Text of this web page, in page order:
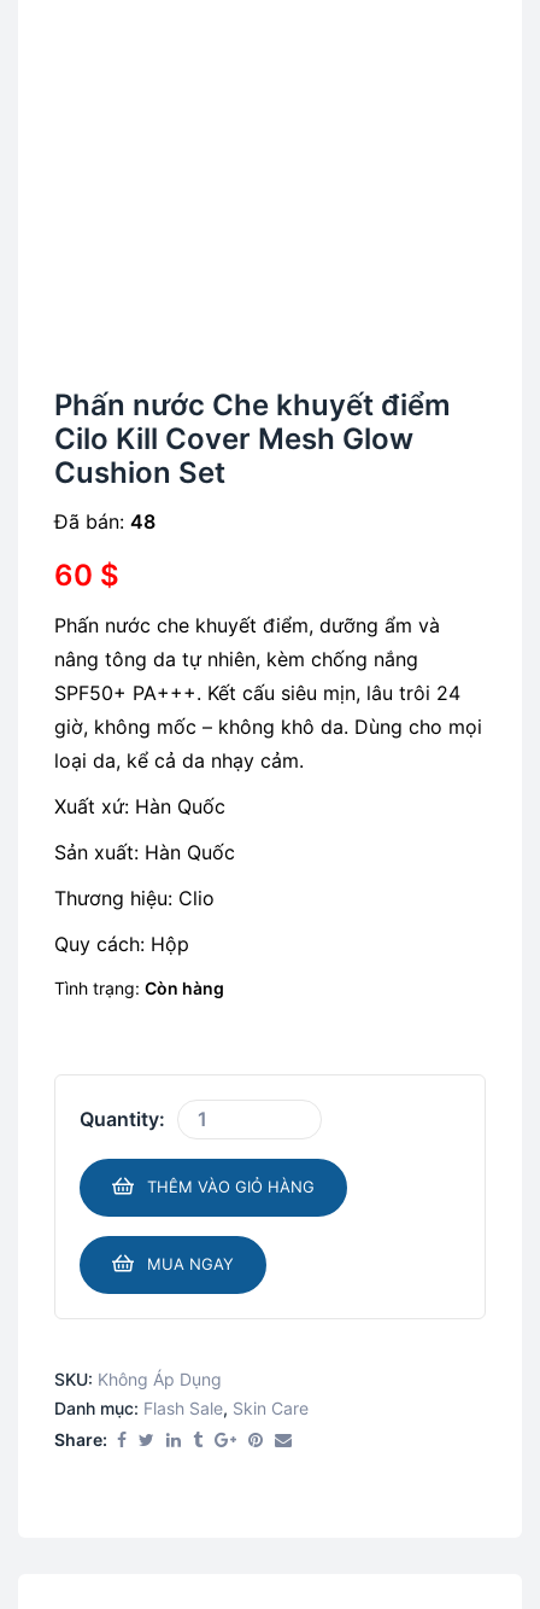
Phấn nước Che khuyết điểm
Cilo Kill Cover Mesh Glow
Cushion Set
Đã bán: 48
60 $
Phấn nước che khuyết điểm, dưỡng ẩm và
nâng tông da tự nhiên, kèm chống nắng
SPF50+ PA+++. Kết cấu siêu mịn, lâu trôi 24
giờ, không mốc – không khô da. Dùng cho mọi
loại da, kể cả da nhạy cảm.
Xuất xứ: Hàn Quốc
Sản xuất: Hàn Quốc
Thương hiệu: Clio
Quy cách: Hộp
Tình trạng: Còn hàng
Quantity:
THÊM VÀO GIỎ HÀNG
MUA NGAY
SKU: Không Áp Dụng
Danh mục: Flash Sale​, Skin Care​
Share: